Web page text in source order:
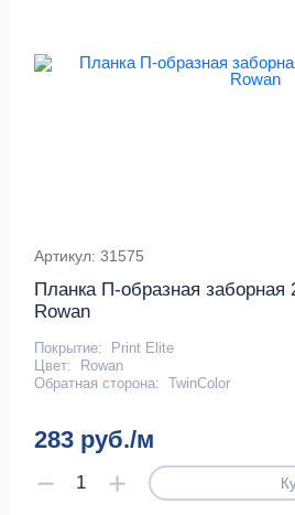
Артикул: 31575
Планка П-образная заборная
Rowan
Покрытие:
Print Elite
Цвет:
Rowan
Обратная сторона: TwinColor
283 руб./м